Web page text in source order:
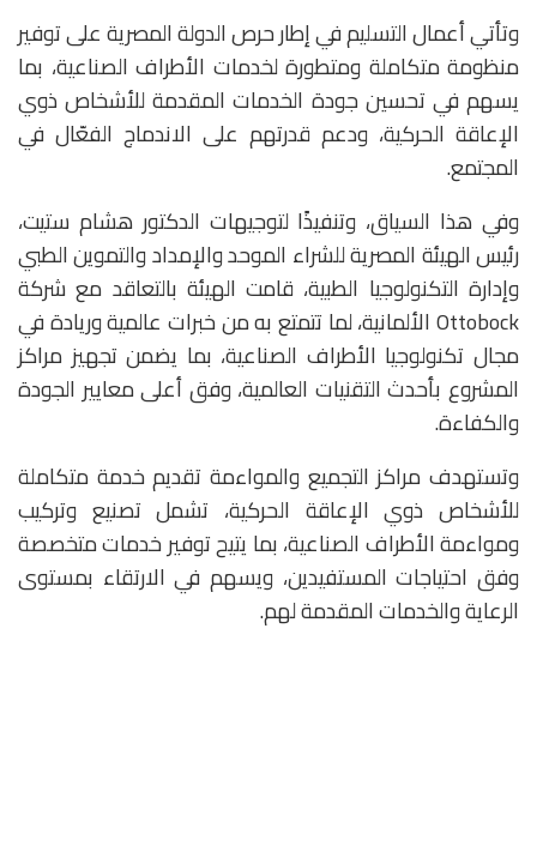
وتأتي أعمال التسليم في إطار حرص الدولة المصرية على توفير
منظومة متكاملة ومتطورة لخدمات الأطراف الصناعية، بما
يسهم في تحسين جودة الخدمات المقدمة للأشخاص ذوي
الإعاقة الحركية، ودعم قدرتهم على الاندماج الفعّال في
المجتمع.
وفي هذا السياق، وتنفيذًا لتوجيهات الدكتور هشام ستيت،
رئيس الهيئة المصرية للشراء الموحد والإمداد والتموين الطبي
وإدارة التكنولوجيا الطبية، قامت الهيئة بالتعاقد مع شركة
Ottobock الألمانية، لما تتمتع به من خبرات عالمية وريادة في
مجال تكنولوجيا الأطراف الصناعية، بما يضمن تجهيز مراكز
المشروع بأحدث التقنيات العالمية، وفق أعلى معايير الجودة
والكفاءة.
وتستهدف مراكز التجميع والمواءمة تقديم خدمة متكاملة
للأشخاص ذوي الإعاقة الحركية، تشمل تصنيع وتركيب
ومواءمة الأطراف الصناعية، بما يتيح توفير خدمات متخصصة
وفق احتياجات المستفيدين، ويسهم في الارتقاء بمستوى
الرعاية والخدمات المقدمة لهم.